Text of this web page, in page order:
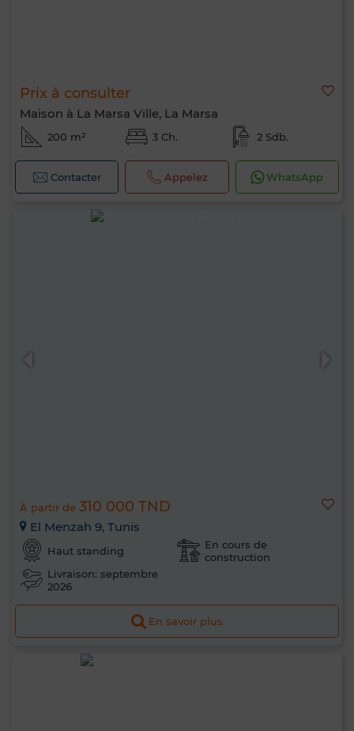
Prix à consulter
Maison à La Marsa Ville, La Marsa
200 m² 3 Ch. 2 Sdb.
Contacter Appelez WhatsApp
À partir de 310 000 TND
El Menzah 9, Tunis
Haut standing
En cours de
construction
Livraison: septembre
2026
En savoir plus